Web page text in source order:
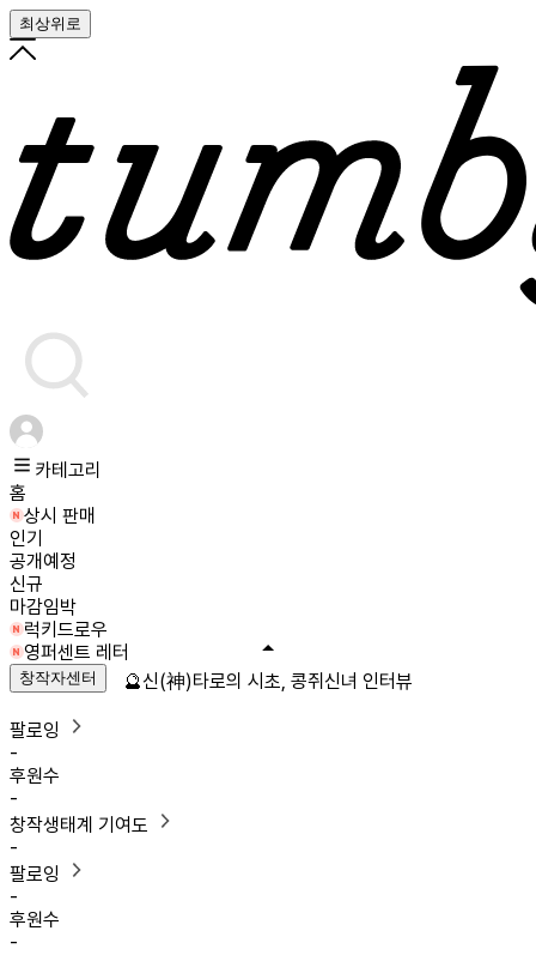
최상위로
카테고리
홈
상시 판매
인기
공개예정
신규
마감임박
럭키드로우
영퍼센트 레터
창작자센터
팔로잉
-
후원수
-
창작생태계 기여도
-
팔로잉
-
후원수
-
🔮신(神)타로의 시초, 콩쥐신녀 인터뷰